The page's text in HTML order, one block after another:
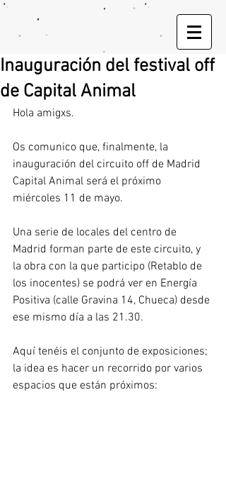
Inauguración del festival off
de Capital Animal
Hola amigxs.
Os comunico que, finalmente, la
inauguración del circuito off de Madrid
Capital Animal será el próximo
miércoles 11 de mayo.
Una serie de locales del centro de
Madrid forman parte de este circuito, y
la obra con la que participo (Retablo de
los inocentes) se podrá ver en Energía
Positiva (calle Gravina 14, Chueca) desde
ese mismo día a las 21.30.
Aquí tenéis el conjunto de exposiciones;
la idea es hacer un recorrido por varios
espacios que están próximos: